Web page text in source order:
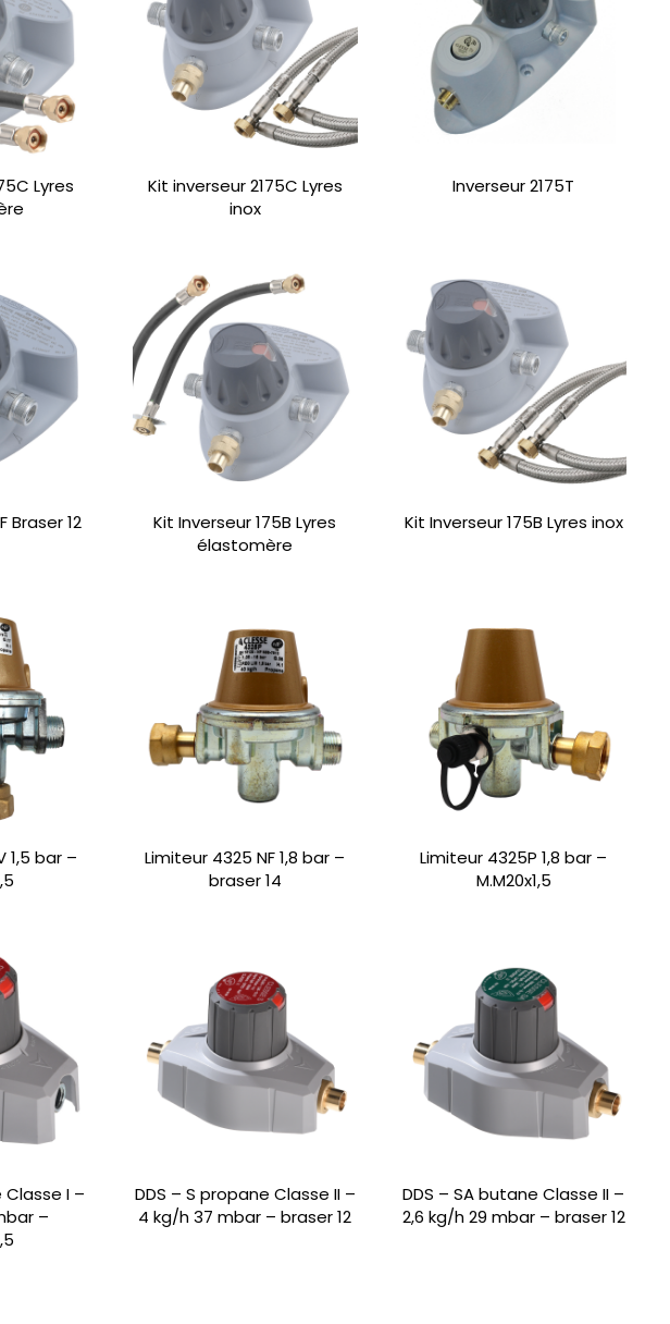
Lyres
Kit inverseur 2175C Lyres
inox
Inverseur 2175T
Braser 12
Kit Inverseur 175B Lyres
élastomère
Kit Inverseur 175B Lyres inox
1,5 bar –
Limiteur 4325 NF 1,8 bar –
braser 14
Limiteur 4325P 1,8 bar –
M.M20x1,5
Classe I –
–
DDS – S propane Classe II –
4 kg/h 37 mbar – braser 12
DDS – SA butane Classe II –
2,6 kg/h 29 mbar – braser 12